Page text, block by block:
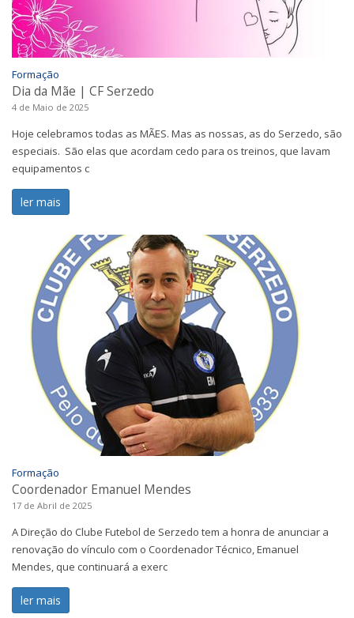
Formação
Dia da Mãe | CF Serzedo
4 de Maio de 2025
Hoje celebramos todas as MÃES. Mas as nossas, as do Serzedo, são
especiais. São elas que acordam cedo para os treinos, que lavam
equipamentos c
ler mais
Formação
Coordenador Emanuel Mendes
17 de Abril de 2025
A Direção do Clube Futebol de Serzedo tem a honra de anunciar a
renovação do vínculo com o Coordenador Técnico, Emanuel
Mendes, que continuará a exerc
ler mais